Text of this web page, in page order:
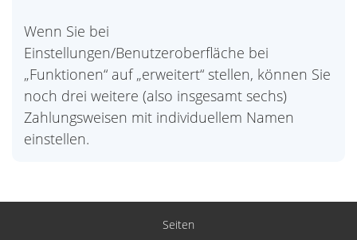
Wenn Sie bei
Einstellungen/Benutzeroberfläche bei
„Funktionen“ auf „erweitert“ stellen, können Sie
noch drei weitere (also insgesamt sechs)
Zahlungsweisen mit individuellem Namen
einstellen.
Seiten